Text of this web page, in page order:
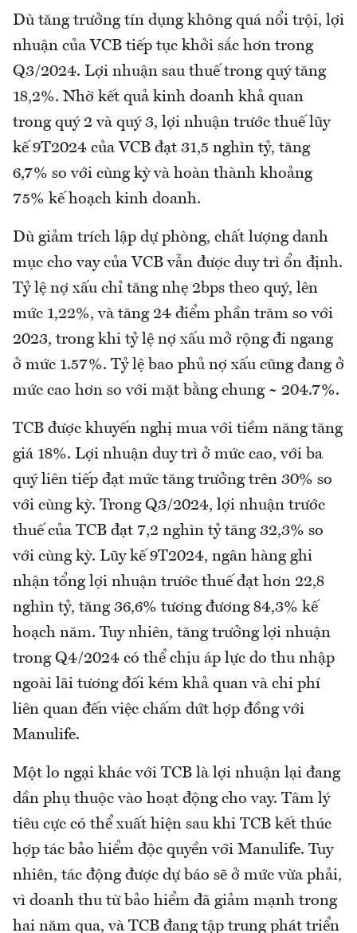
Dù tăng trưởng tín dụng không quá nổi trội, lợi
nhuận của VCB tiếp tục khởi sắc hơn trong
Q3/2024. Lợi nhuận sau thuế trong quý tăng
18,2%. Nhờ kết quả kinh doanh khả quan
trong quý 2 và quý 3, lợi nhuận trước thuế lũy
kế 9T2024 của VCB đạt 31,5 nghìn tỷ, tăng
6,7% so với cùng kỳ và hoàn thành khoảng
75% kế hoạch kinh doanh.
Dù giảm trích lập dự phòng, chất lượng danh
mục cho vay của VCB vẫn được duy trì ổn định.
Tỷ lệ nợ xấu chỉ tăng nhẹ 2bps theo quý, lên
mức 1,22%, và tăng 24 điểm phần trăm so với
2023, trong khi tỷ lệ nợ xấu mở rộng đi ngang
ở mức 1.57%. Tỷ lệ bao phủ nợ xấu cũng đang ở
mức cao hơn so với mặt bằng chung ~ 204.7%.
TCB được khuyến nghị mua với tiềm năng tăng
giá 18%. Lợi nhuận duy trì ở mức cao, với ba
quý liên tiếp đạt mức tăng trưởng trên 30% so
với cùng kỳ. Trong Q3/2024, lợi nhuận trước
thuế của TCB đạt 7,2 nghìn tỷ tăng 32,3% so
với cùng kỳ. Lũy kế 9T2024, ngân hàng ghi
nhận tổng lợi nhuận trước thuế đạt hơn 22,8
nghìn tỷ, tăng 36,6% tương đương 84,3% kế
hoạch năm. Tuy nhiên, tăng trưởng lợi nhuận
trong Q4/2024 có thể chịu áp lực do thu nhập
ngoài lãi tương đối kém khả quan và chi phí
liên quan đến việc chấm dứt hợp đồng với
Manulife.
Một lo ngại khác với TCB là lợi nhuận lại đang
dần phụ thuộc vào hoạt động cho vay. Tâm lý
tiêu cực có thể xuất hiện sau khi TCB kết thúc
hợp tác bảo hiểm độc quyền với Manulife. Tuy
nhiên, tác động được dự báo sẽ ở mức vừa phải,
vì doanh thu từ bảo hiểm đã giảm mạnh trong
hai năm qua, và TCB đang tập trung phát triển